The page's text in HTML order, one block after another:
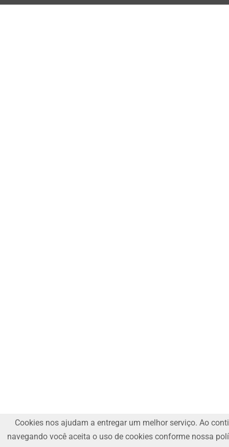
Cookies nos ajudam a entregar um melhor serviço. Ao
navegando você aceita o uso de cookies conforme nossa